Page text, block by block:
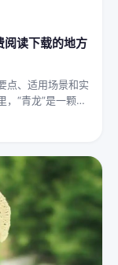
阅读下载的地方
点、适用场景和实
“青龙”是一颗璀
”，雄踞东方，是